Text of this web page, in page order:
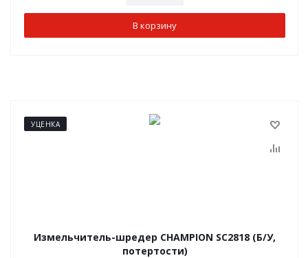
В корзину
УЦЕНКА
Измельчитель-шредер CHAMPION SC2818 (Б/У,
потертости)